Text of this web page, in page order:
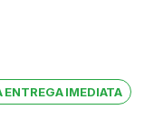
ENTREGA IMEDIATA